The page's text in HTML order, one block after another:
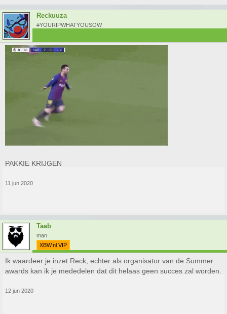
Reckuuza
#YOURIPWHATYOUSOW
PAKKIE KRIJGEN
11 jun 2020
Taab
man
XBW.nl VIP
Ik waardeer je inzet Reck, echter als organisator van de Summer
awards kan ik je mededelen dat dit helaas geen succes zal worden.
12 jun 2020